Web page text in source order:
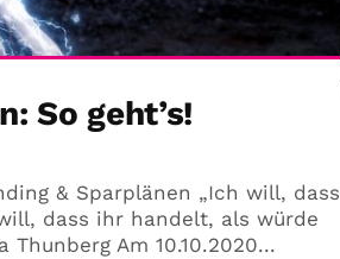
So geht’s!
& Sparplänen „Ich will, dass
dass ihr handelt, als würde
Am 10.10.2020...